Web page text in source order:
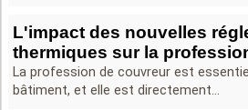
L'impact des nouvelles
thermiques sur la
La profession de couvreur est
bâtiment, et elle est directement...